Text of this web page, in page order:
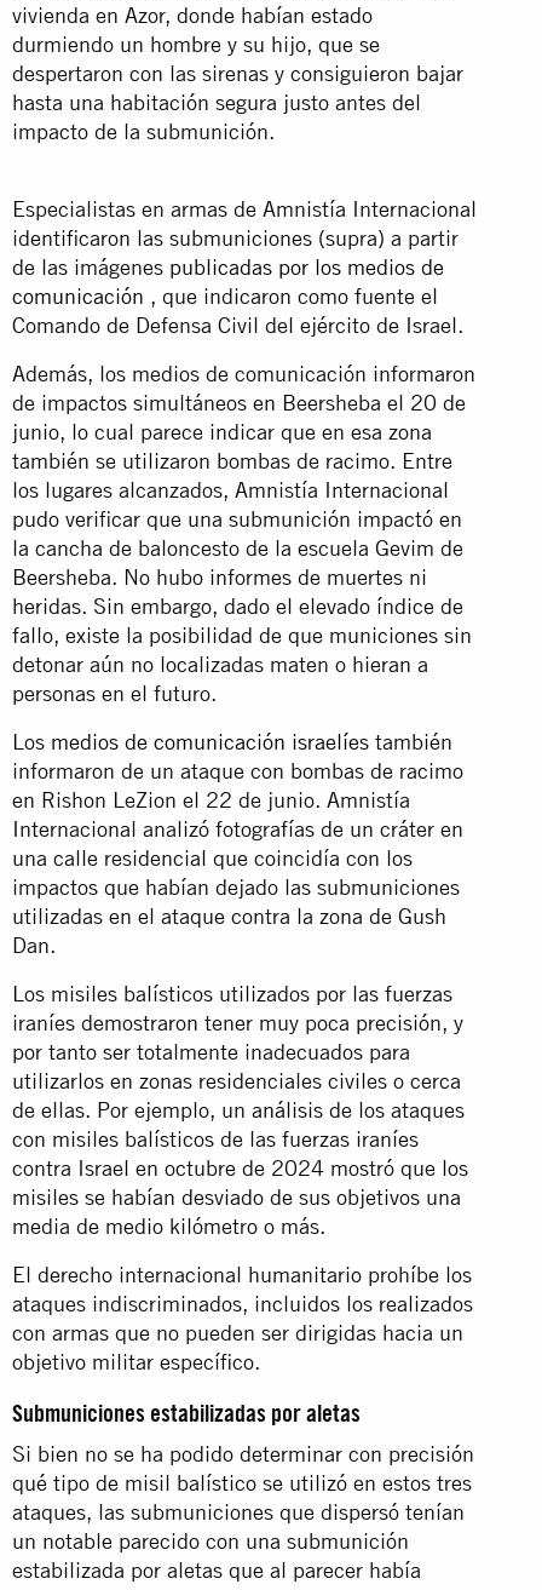
vivienda en Azor, donde habían estado
durmiendo un hombre y su hijo, que se
despertaron con las sirenas y consiguieron bajar
hasta una habitación segura justo antes del
impacto de la submunición.
Especialistas en armas de Amnistía Internacional
identificaron las submuniciones (supra) a partir
de las imágenes publicadas por los medios de
comunicación , que indicaron como fuente el
Comando de Defensa Civil del ejército de Israel.
Además, los medios de comunicación informaron
de impactos simultáneos en Beersheba el 20 de
junio, lo cual parece indicar que en esa zona
también se utilizaron bombas de racimo. Entre
los lugares alcanzados, Amnistía Internacional
pudo verificar que una submunición impactó en
la cancha de baloncesto de la escuela Gevim de
Beersheba. No hubo informes de muertes ni
heridas. Sin embargo, dado el elevado índice de
fallo, existe la posibilidad de que municiones sin
detonar aún no localizadas maten o hieran a
personas en el futuro.
Los medios de comunicación israelíes también
informaron de un ataque con bombas de racimo
en Rishon LeZion el 22 de junio. Amnistía
Internacional analizó fotografías de un cráter en
una calle residencial que coincidía con los
impactos que habían dejado las submuniciones
utilizadas en el ataque contra la zona de Gush
Dan.
Los misiles balísticos utilizados por las fuerzas
iraníes demostraron tener muy poca precisión, y
por tanto ser totalmente inadecuados para
utilizarlos en zonas residenciales civiles o cerca
de ellas. Por ejemplo, un análisis de los ataques
con misiles balísticos de las fuerzas iraníes
contra Israel en octubre de 2024 mostró que los
misiles se habían desviado de sus objetivos una
media de medio kilómetro o más.
El derecho internacional humanitario prohíbe los
ataques indiscriminados, incluidos los realizados
con armas que no pueden ser dirigidas hacia un
objetivo militar específico.
Submuniciones estabilizadas por aletas
Si bien no se ha podido determinar con precisión
qué tipo de misil balístico se utilizó en estos tres
ataques, las submuniciones que dispersó tenían
un notable parecido con una submunición
estabilizada por aletas que al parecer había